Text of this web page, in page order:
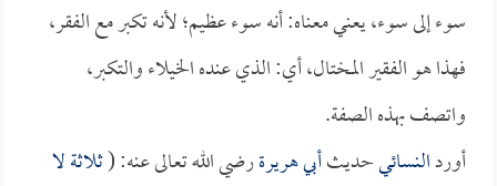
سوء إلى سوء، يعني معناه: أنه سوء عظيم؛ لأنه تكبر مع الفقر،
فهذا هو الفقير المختال، أي: الذي عنده الخيلاء والتكبر،
واتصف بهذه الصفة.
أوردالنسائيحديثأبي هريرةرضي الله تعالى عنه: (ثلاثة لا